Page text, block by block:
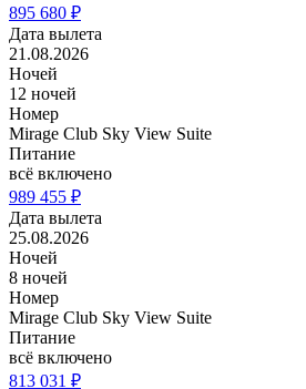
895 680 ₽
Дата вылета
21.08.2026
Ночей
12 ночей
Номер
Mirage Club Sky View Suite
Питание
всё включено
989 455 ₽
Дата вылета
25.08.2026
Ночей
8 ночей
Номер
Mirage Club Sky View Suite
Питание
всё включено
813 031 ₽